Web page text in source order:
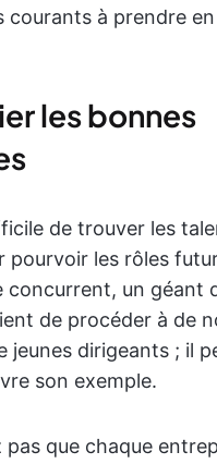
courants à prendre
les bonnes
de trouver les
pourvoir les rôles
concurrent, un géant
de procéder à de
jeunes dirigeants ; il
son exemple.
pas que chaque